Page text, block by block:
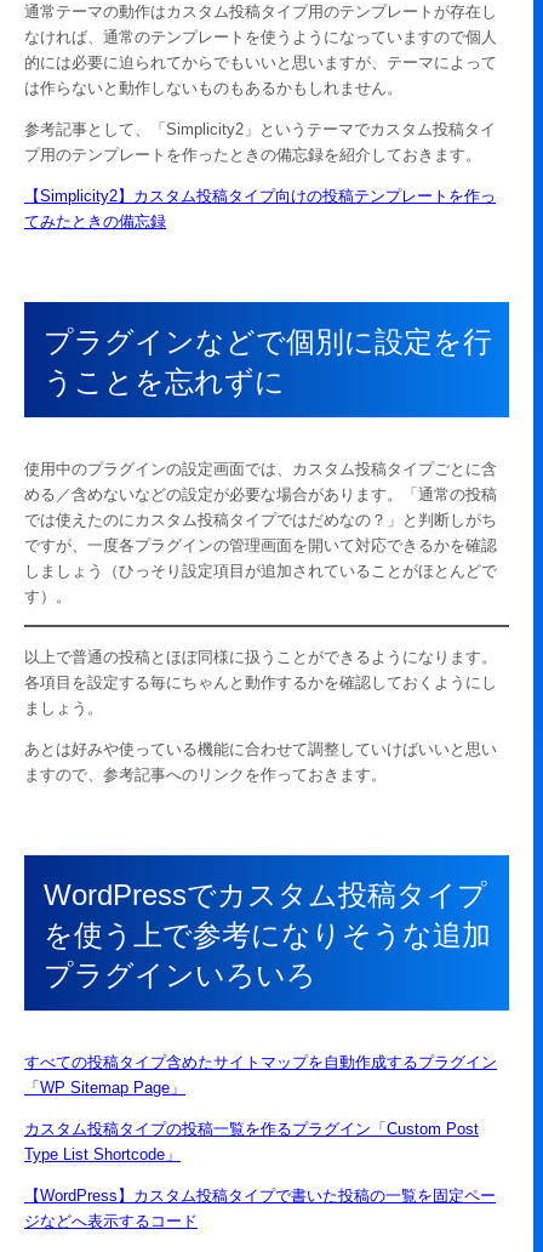
通常テーマの動作はカスタム投稿タイプ用のテンプレートが存在し
なければ、通常のテンプレートを使うようになっていますので個人
的には必要に迫られてからでもいいと思いますが、テーマによって
は作らないと動作しないものもあるかもしれません。
参考記事として、「Simplicity2」というテーマでカスタム投稿タイ
プ用のテンプレートを作ったときの備忘録を紹介しておきます。
【Simplicity2】カスタム投稿タイプ向けの投稿テンプレートを作っ
てみたときの備忘録
プラグインなどで個別に設定を行
うことを忘れずに
使用中のプラグインの設定画面では、カスタム投稿タイプごとに含
める／含めないなどの設定が必要な場合があります。「通常の投稿
では使えたのにカスタム投稿タイプではだめなの？」と判断しがち
ですが、一度各プラグインの管理画面を開いて対応できるかを確認
しましょう（ひっそり設定項目が追加されていることがほとんどで
す）。
以上で普通の投稿とほぼ同様に扱うことができるようになります。
各項目を設定する毎にちゃんと動作するかを確認しておくようにし
ましょう。
あとは好みや使っている機能に合わせて調整していけばいいと思い
ますので、参考記事へのリンクを作っておきます。
WordPressでカスタム投稿タイプ
を使う上で参考になりそうな追加
プラグインいろいろ
すべての投稿タイプ含めたサイトマップを自動作成するプラグイン
「WP Sitemap Page」
カスタム投稿タイプの投稿一覧を作るプラグイン「Custom Post
Type List Shortcode」
【WordPress】カスタム投稿タイプで書いた投稿の一覧を固定ペー
ジなどへ表示するコード